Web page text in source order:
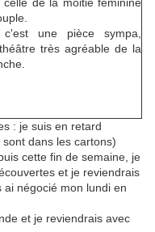
c'est une pièce sympa,
très agréable de la
: je suis en retard
dans les cartons)
cette fin de semaine, je
et je reviendrais
négocié mon lundi en
et je reviendrais avec